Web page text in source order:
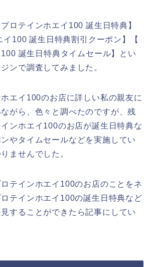
ロテインホエイ100 誕生日特典】
イ100 誕生日特典割引クーポン】【
誕生日特典タイムセール】とい
ンで調査してみました。
エイ100のお店に詳しい私の親友に
がら、色々と調べたのですが、残
ンホエイ100のお店が誕生日特典な
やタイムセールなどを実施してい
ませんでした。
テインホエイ100のお店のことをネ
テインホエイ100の誕生日特典など
することができたら記事にしてい